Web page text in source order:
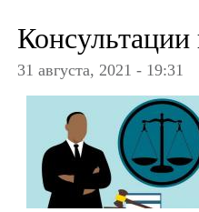
31 августа, 2021 - 19:31